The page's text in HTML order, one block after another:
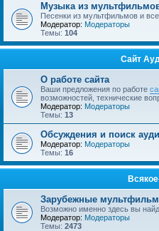
Музыка из
Песенки из мультфильмов и
Модератор: Модераторы
Темы: 104
Сайт
О работе сайта
Ваши предложения по работе
возможностей, технические
Модератор: Модераторы
Темы: 13
Обсуждения и поиск
Модератор: Модераторы
Темы: 16
Зарубежные
Возможно именно здесь вы
Модератор: Модераторы
Темы: 2473